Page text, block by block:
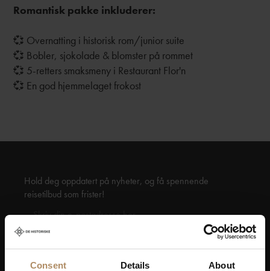
Consent Details About
Romantisk pakke inkluderer:
💞 Overnatting i historisk rom/junior suite
💞 Bobler, sjokolade & blomster på rommet
💞 5-retters smaksmeny i Restaurant Flor'n
💞 En god hjemmelaget frokost
Hold deg oppdatert på nyheter, og få spennende
reisetilbud som frister!